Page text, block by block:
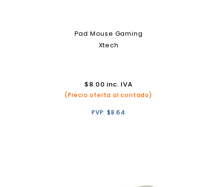
Pad Mouse Gaming
Xtech
$8.00 inc. IVA
(Precio oferta al contado)
PVP: $8.64